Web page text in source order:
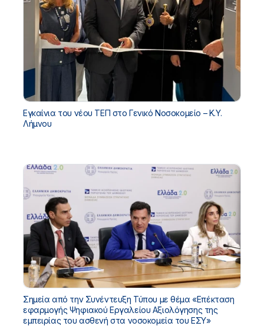
Εγκαίνια του νέου ΤΕΠ στο Γενικό Νοσοκομείο – Κ.Υ.
Λήμνου
Σημεία από την Συνέντευξη Τύπου με θέμα «Επέκταση
εφαρμογής Ψηφιακού Εργαλείου Αξιολόγησης της
εμπειρίας του ασθενή στα νοσοκομεία του ΕΣΥ»